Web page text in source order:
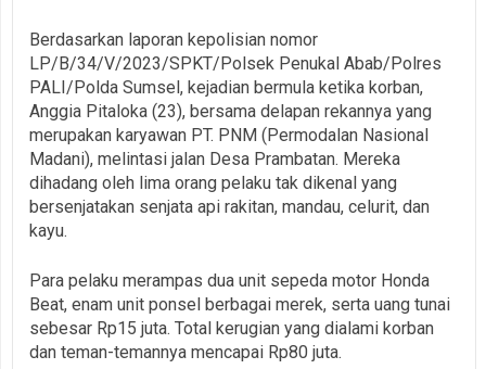
Berdasarkan laporan kepolisian nomor
LP/B/34/V/2023/SPKT/Polsek Penukal Abab/Polres
PALI/Polda Sumsel, kejadian bermula ketika korban,
Anggia Pitaloka (23), bersama delapan rekannya yang
merupakan karyawan PT. PNM (Permodalan Nasional
Madani), melintasi jalan Desa Prambatan. Mereka
dihadang oleh lima orang pelaku tak dikenal yang
bersenjatakan senjata api rakitan, mandau, celurit, dan
kayu.
Para pelaku merampas dua unit sepeda motor Honda
Beat, enam unit ponsel berbagai merek, serta uang tunai
sebesar Rp15 juta. Total kerugian yang dialami korban
dan teman-temannya mencapai Rp80 juta.